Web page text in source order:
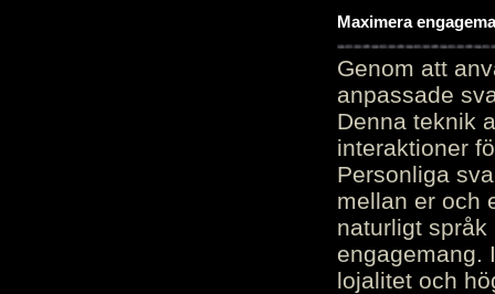
Maximera
Genom att
anpassade
Denna teknik
interaktioner
Personliga
mellan er och
naturligt
engagemang.
lojalitet och